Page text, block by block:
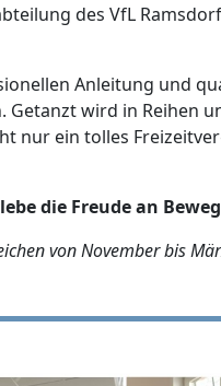
des VfL
Anleitung und
Getanzt wird in Reihen
nur ein tolles
die Freude an
von November bis